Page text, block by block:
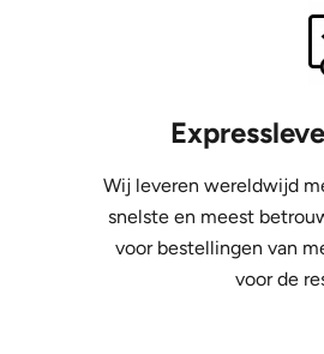
Wij leveren wereldwijd
snelste en meest
voor bestellingen van
voor de